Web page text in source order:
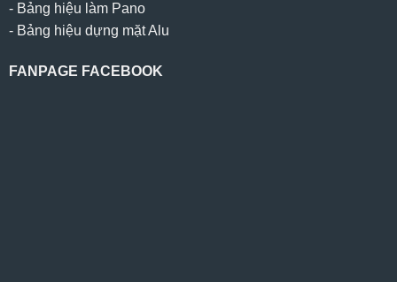
- Bảng hiệu làm Pano
- Bảng hiệu dựng mặt Alu
FANPAGE FACEBOOK